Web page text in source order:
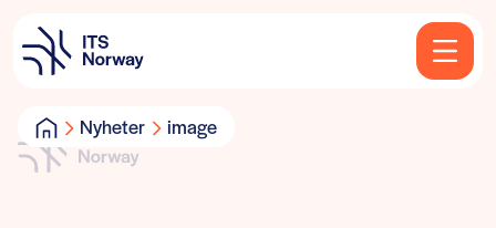
Nyheter image